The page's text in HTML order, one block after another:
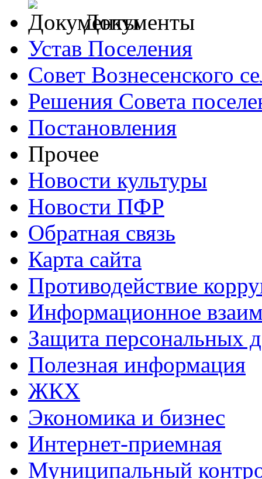
Документы
Устав Поселения
Совет Вознесенского
Решения Совета
Постановления
Прочее
Новости культуры
Новости ПФР
Обратная связь
Карта сайта
Противодействие
Информационное
Защита персональных
Полезная информация
ЖКХ
Экономика и бизнес
Интернет-приемная
Муниципальный